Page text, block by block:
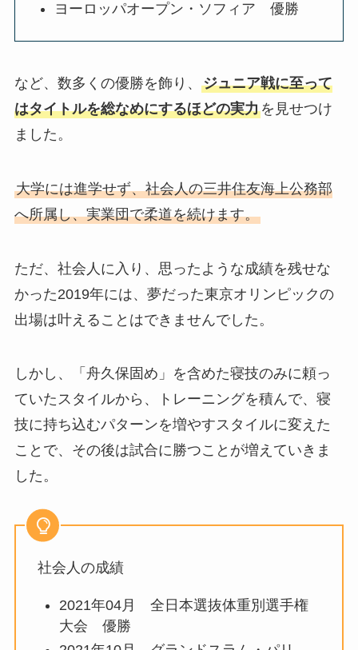
ヨーロッパオープン・ソフィア 優勝
など、数多くの優勝を飾り、 ジュニア戦に至って
はタイトルを総なめにするほどの実力を見せつけ
ました。
大学には進学せず、社会人の三井住友海上公務部
へ所属し、実業団で柔道を続けます。
ただ、社会人に入り、思ったような成績を残せな
かった2019年には、夢だった東京オリンピックの
出場は叶えることはできませんでした。
しかし、「舟久保固め」を含めた寝技のみに頼っ
ていたスタイルから、トレーニングを積んで、寝
技に持ち込むパターンを増やすスタイルに変えた
ことで、その後は試合に勝つことが増えていきま
した。
社会人の成績
2021年04月 全日本選抜体重別選手権
大会 優勝